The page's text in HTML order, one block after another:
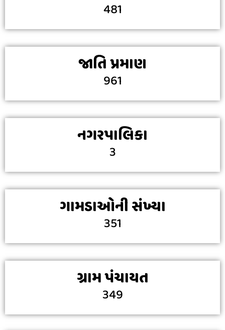
481
જાતિ પ્રમાણ
961
નગરપાલિકા
3
ગામડાઓની સંખ્યા
351
ગ્રામ પંચાયત
349